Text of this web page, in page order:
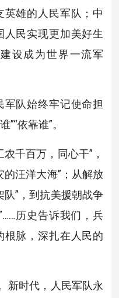
英雄的人民军队；中
民实现更加美好生
设成为世界一流军
队始终牢记使命担
”“依靠谁”。
千百万，同心干”，
汪洋大海”；从解放
”，到抗美援朝战争
历史告诉我们，兵
根脉，深扎在人民的
时代，人民军队永